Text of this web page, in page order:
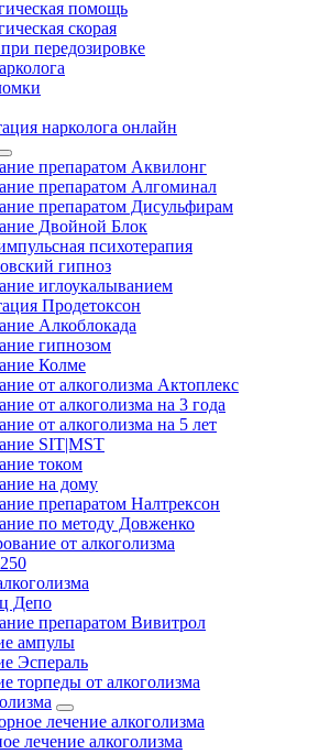
помощь
скорая
передозировке
нарколога онлайн
препаратом Аквилонг
препаратом Алгоминал
препаратом Дисульфирам
Двойной Блок
психотерапия
гипноз
иглоукалыванием
Продетоксон
Алкоблокада
гипнозом
Колме
от алкоголизма Актоплекс
от алкоголизма на 3 года
от алкоголизма на 5 лет
SIT|MST
током
на дому
препаратом Налтрексон
по методу Довженко
от алкоголизма
Депо
препаратом Вивитрол
ампулы
Эспераль
торпеды от алкоголизма
лечение алкоголизма
лечение алкоголизма